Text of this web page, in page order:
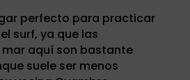
perfecto para practicar
surf, ya que las
aquí son bastante
suele ser menos